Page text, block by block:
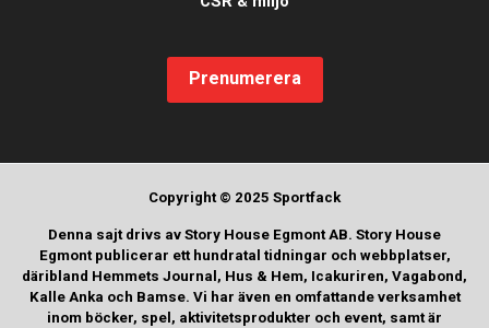
Prenumerera
Copyright © 2025 Sportfack
Denna sajt drivs av Story House Egmont AB. Story House
Egmont publicerar ett hundratal tidningar och webbplatser,
däribland Hemmets Journal, Hus & Hem, Icakuriren, Vagabond,
Kalle Anka och Bamse. Vi har även en omfattande verksamhet
inom böcker, spel, aktivitetsprodukter och event, samt är